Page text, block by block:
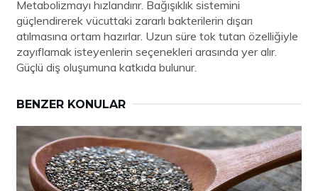
Metabolizmayı hızlandırır. Bağışıklık sistemini
güçlendirerek vücuttaki zararlı bakterilerin dışarı
atılmasına ortam hazırlar. Uzun süre tok tutan özelliğiyle
zayıflamak isteyenlerin seçenekleri arasında yer alır.
Güçlü diş oluşumuna katkıda bulunur.
BENZER KONULAR